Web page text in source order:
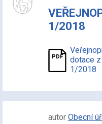
1/2018
dotace
1/2018
autor Obecní